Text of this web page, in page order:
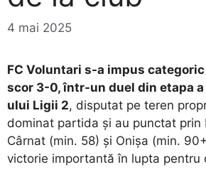
4 mai 2025
FC Voluntari s-a impus
scor 3-0, într-un duel din etapa
ului Ligii 2, disputat pe teren
dominat partida și au punctat prin
Cârnat (min. 58) și Onișa (min.
victorie importantă în lupta pentru